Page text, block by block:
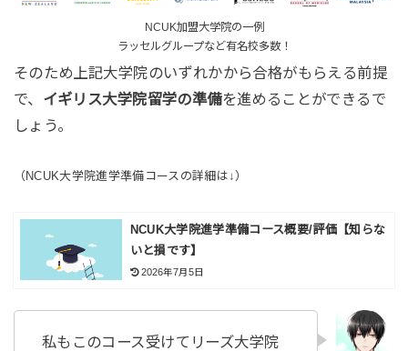
NCUK加盟大学院の一例
ラッセルグループなど有名校多数！
そのため上記大学院のいずれかから合格がもらえる前提
で、 イギリス大学院留学の準備を進めることができるで
しょう。
（NCUK大学院進学準備コースの詳細は↓）
NCUK大学院進学準備コース概要/評価【知らな
いと損です】
2026年7月5日
私もこのコース受けてリーズ大学院